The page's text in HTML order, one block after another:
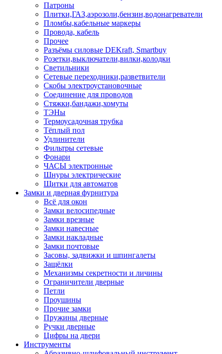
Патроны
Плитки,ГАЗ,аэрозоли,бензин,водонагреватели
Пломбы,кабельные маркеры
Провода, кабель
Прочее
Разъёмы силовые DEKraft, Smartbuy
Розетки,выключатели,вилки,колодки
Светильники
Сетевые переходники,разветвители
Скобы электроустановочные
Соединение для проводов
Стяжки,бандажи,хомуты
ТЭНы
Термоусадочная трубка
Тёплый пол
Удлинители
Фильтры сетевые
Фонари
ЧАСЫ электронные
Шнуры электрические
Щитки для автоматов
Замки и дверная фурнитура
Всё для окон
Замки велосипедные
Замки врезные
Замки навесные
Замки накладные
Замки почтовые
Засовы, задвижки и шпингалеты
Защёлки
Механизмы секретности и личины
Ограничители дверные
Петли
Проушины
Прочие замки
Пружины дверные
Ручки дверные
Цифры на двери
Инструменты